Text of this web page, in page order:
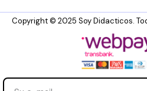
Copyright © 2025 Soy Didacticos.